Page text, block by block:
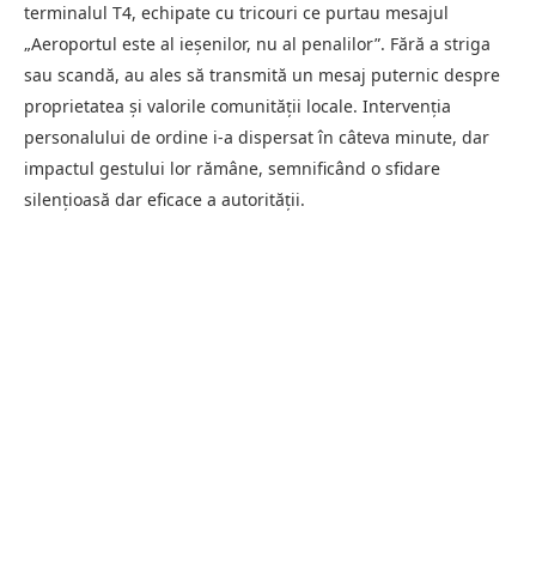
terminalul T4, echipate cu tricouri ce purtau mesajul
„Aeroportul este al ieșenilor, nu al penalilor”. Fără a striga
sau scandă, au ales să transmită un mesaj puternic despre
proprietatea și valorile comunității locale. Intervenția
personalului de ordine i-a dispersat în câteva minute, dar
impactul gestului lor rămâne, semnificând o sfidare
silențioasă dar eficace a autorității.